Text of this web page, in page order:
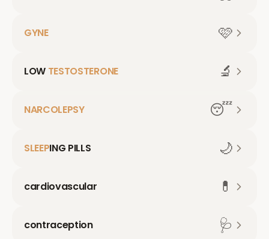
GYNE 🩷
LOW TESTOSTERONE 🔬
NARCOLEPSY 😴
SLEEPING PILLS 🌙
cardiovascular 💊
contraception 🩺